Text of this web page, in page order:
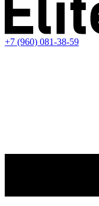
+7 (960) 081-38-59